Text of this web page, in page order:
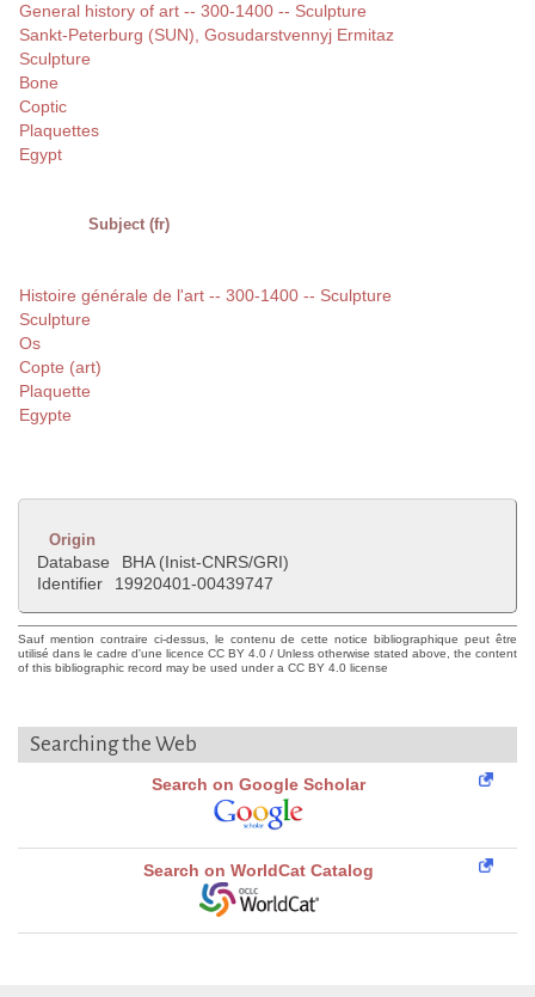
General history of art -- 300-1400 -- Sculpture
Sankt-Peterburg (SUN), Gosudarstvennyj Ermitaz
Sculpture
Bone
Coptic
Plaquettes
Egypt
Subject (fr)
Histoire générale de l'art -- 300-1400 -- Sculpture
Sculpture
Os
Copte (art)
Plaquette
Egypte
Origin
Database
BHA (Inist-CNRS/GRI)
Identifier
19920401-00439747
Sauf mention contraire ci-dessus, le contenu de cette notice bibliographique peut être
utilisé dans le cadre d'une licence CC BY 4.0 / Unless otherwise stated above, the content
of this bibliographic record may be used under a CC BY 4.0 license
Searching the Web
Search on Google Scholar
Search on WorldCat Catalog